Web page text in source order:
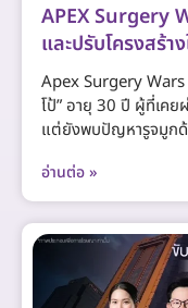
APEX Surgery
และปรับโครงสร้
Apex Surgery Wars
โป้” อายุ 30 ปี ผู้ที่เค
แต่ยังพบปัญหารูจมูก
อ่านต่อ »